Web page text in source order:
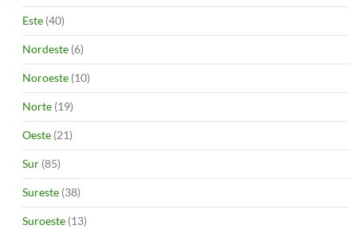
Este (40)
Nordeste (6)
Noroeste (10)
Norte (19)
Oeste (21)
Sur (85)
Sureste (38)
Suroeste (13)